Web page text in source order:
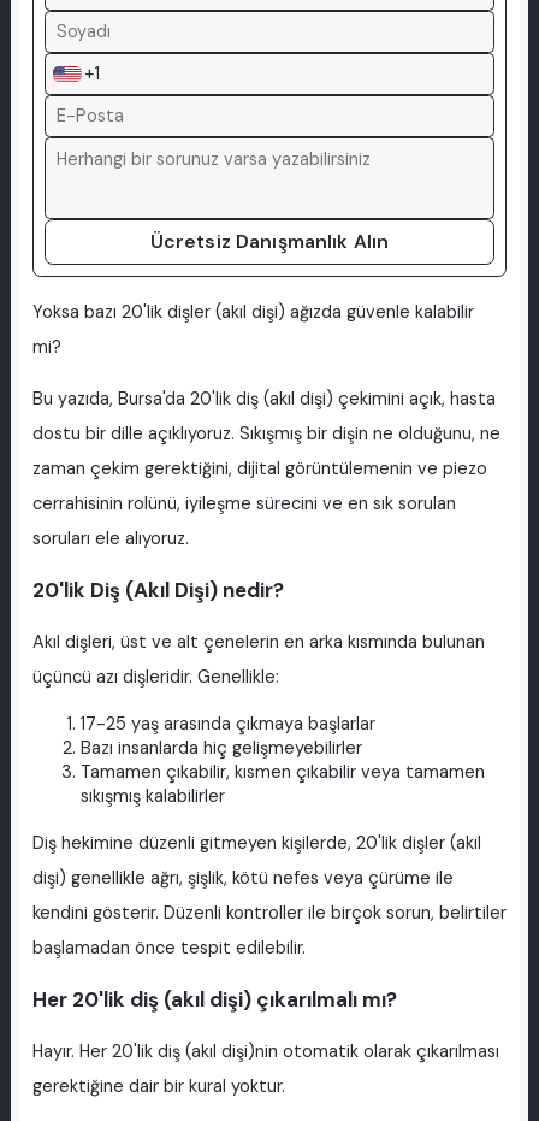
+1
Ücretsiz Danışmanlık Alın
Yoksa bazı 20'lik dişler (akıl dişi) ağızda güvenle kalabilir
mi?
Bu yazıda, Bursa'da 20'lik diş (akıl dişi) çekimini açık, hasta
dostu bir dille açıklıyoruz. Sıkışmış bir dişin ne olduğunu, ne
zaman çekim gerektiğini, dijital görüntülemenin ve piezo
cerrahisinin rolünü, iyileşme sürecini ve en sık sorulan
soruları ele alıyoruz.
20'lik Diş (Akıl Dişi) nedir?
Akıl dişleri, üst ve alt çenelerin en arka kısmında bulunan
üçüncü azı dişleridir. Genellikle:
17-25 yaş arasında çıkmaya başlarlar
Bazı insanlarda hiç gelişmeyebilirler
Tamamen çıkabilir, kısmen çıkabilir veya tamamen
sıkışmış kalabilirler
Diş hekimine düzenli gitmeyen kişilerde, 20'lik dişler (akıl
dişi) genellikle ağrı, şişlik, kötü nefes veya çürüme ile
kendini gösterir. Düzenli kontroller ile birçok sorun, belirtiler
başlamadan önce tespit edilebilir.
Her 20'lik diş (akıl dişi) çıkarılmalı mı?
Hayır. Her 20'lik diş (akıl dişi)nin otomatik olarak çıkarılması
gerektiğine dair bir kural yoktur.